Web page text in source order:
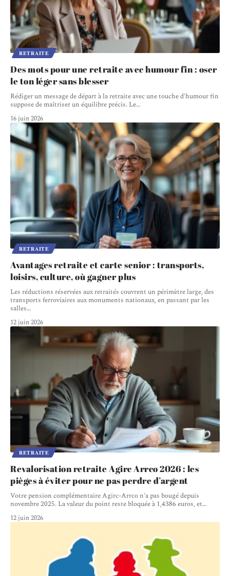
RETRAITE
Des mots pour une retraite avec humour fin : oser
le ton léger sans blesser
Rédiger un message de départ à la retraite avec une touche d'humour fin
suppose de maîtriser un équilibre précis. Le…
16 juin 2026
RETRAITE
Avantages retraite et carte senior : transports,
loisirs, culture, où gagner plus
Les réductions réservées aux retraités couvrent un périmètre large, des
transports ferroviaires aux monuments nationaux, en passant par les
salles…
12 juin 2026
RETRAITE
Revalorisation retraite Agirc Arrco 2026 : les
pièges à éviter pour ne pas perdre d’argent
Votre pension complémentaire Agirc-Arrco n'a pas bougé depuis
novembre 2025. La valeur du point reste bloquée à 1,4386 euros, et…
12 juin 2026